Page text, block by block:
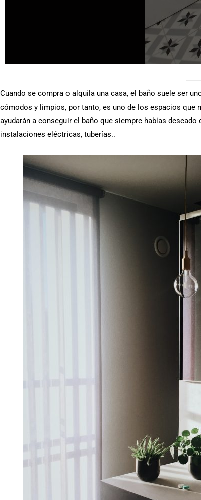
Cuando se compra o alquila una casa, el baño suele ser
cómodos y limpios, por tanto, es uno de los espacios que
ayudarán a conseguir el baño que siempre habías
instalaciones eléctricas, tuberías..